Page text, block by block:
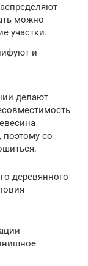
можно
участки.
и
делают
поэтому со
деревянного